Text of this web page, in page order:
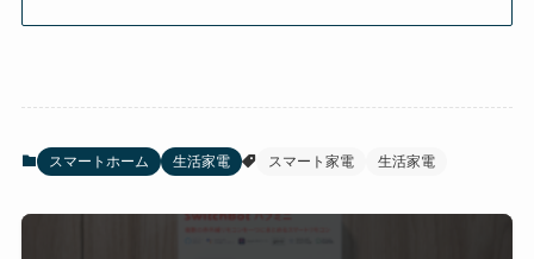
スマートホーム 生活家電 スマート家電 生活家電